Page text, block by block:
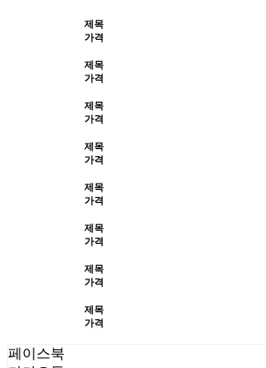
제목
가격
제목
가격
제목
가격
제목
가격
제목
가격
제목
가격
제목
가격
제목
가격
페이스북